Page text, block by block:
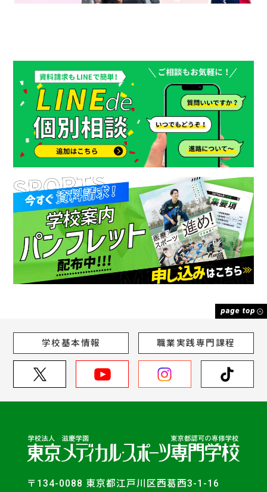
学校基本情報 職業実践専門課程
〒134-0088 東京都江戸川区西葛西3-1-16